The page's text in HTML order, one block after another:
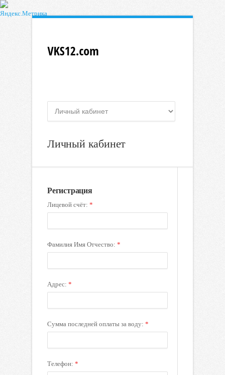
Личный кабинет
Регистрация
Лицевой счёт: *
Фамилия Имя Отчество: *
Адрес: *
Сумма последней оплаты за воду: *
Телефон: *